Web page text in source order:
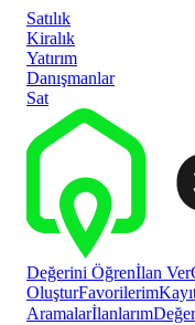
Satılık
Kiralık
Yatırım
Danışmanlar
Sat
Değerini Öğrenİlan Ver
OluşturFavorilerim
Aramalarİlanlarım